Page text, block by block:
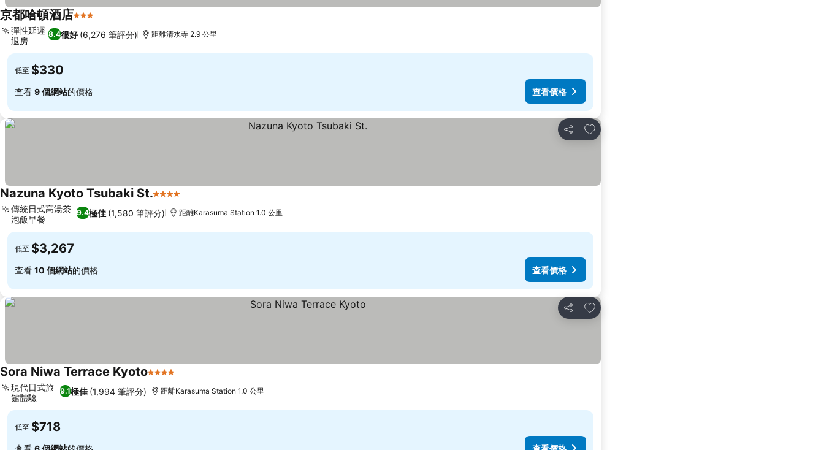
京都哈頓酒店3 星級
8.4很好 (6,276 筆評分)
彈性延遲
退房
距離清水寺 2.9 公里
低至 $330
查看 9 個網站的價格 查看價格
分享
放到收藏夾
Nazuna Kyoto Tsubaki St.4 星級
9.4極佳 (1,580 筆評分)
傳統日式高湯茶
泡飯早餐
距離Karasuma Station 1.0 公里
低至 $3,267
查看 10 個網站的價格 查看價格
分享
放到收藏夾
Sora Niwa Terrace Kyoto4 星級
9.1極佳 (1,994 筆評分)
現代日式旅
館體驗
距離Karasuma Station 1.0 公里
低至 $718